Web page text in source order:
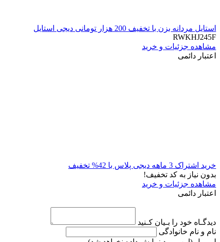
استایل مردانه بزن با تخفیف 200 هزار تومانی دیجی استایل
RWKHJ245F
مشاهده جزئیات و خرید
اعتبار دائمی
خرید اشتراک 3 ماهه دیجی پلاس با 42% تخفیف
بدون نیاز به کد تخفیف!
مشاهده جزئیات و خرید
اعتبار دائمی
دیدگـاه خود را بـیان کـنید
نام و نام خانوادگی